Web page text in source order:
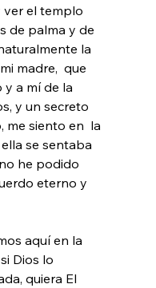
ver el templo
de palma y de
la
madre,  que
y a mí de la
y un secreto
siento en  la
se sentaba
he podido
eterno y
aquí en la
Dios lo
quiera El